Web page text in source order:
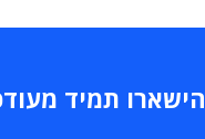
הישארו תמיד